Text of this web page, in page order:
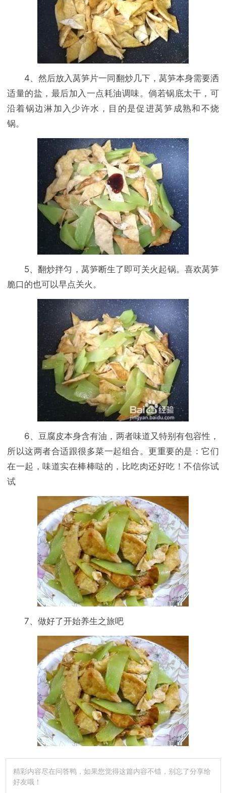
4、然后放入莴笋片一同翻炒几下，莴笋本身需要洒
适量的盐，最后加入一点耗油调味。倘若锅底太干，可
沿着锅边淋加入少许水，目的是促进莴笋成熟和不烧
锅。
5、翻炒拌匀，莴笋断生了即可关火起锅。喜欢莴笋
脆口的也可以早点关火。
6、豆腐皮本身含有油，两者味道又特别有包容性，
所以这两者合适跟很多菜一起组合。更重要的是：它们
在一起，味道实在棒棒哒的，比吃肉还好吃！不信你试
试
7、做好了开始养生之旅吧
精彩内容尽在问答鸭，如果您觉得这篇内容不错，别忘了分享给
好友哦！